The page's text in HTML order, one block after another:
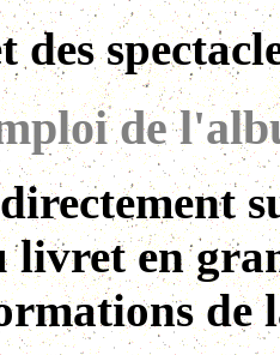
des
de
livret en
de